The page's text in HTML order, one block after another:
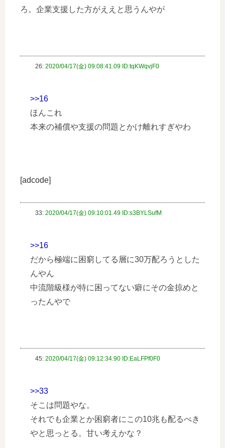
ろ。企業支援した方がええと思うんやが
26: 2020/04/17(金) 09:08:41.09 ID:tqKWqvjF0
>>16
ほんこれ
本来の補償や支援の問題とかけ離れすぎやわ
[adcode]
33: 2020/04/17(金) 09:10:01.49 ID:s3BYLSufM
>>16
だから極端に困窮してる層に30万配ろうとした
んやん
中流階級様が特に困ってない癖にその金掠めと
ったんやで
45: 2020/04/17(金) 09:12:34.90 ID:EaLFPf0F0
>>33
そこは問題やな。
それでも企業とか困窮者にこの10兆も配るべき
やと思っとる。甘い考えかな？